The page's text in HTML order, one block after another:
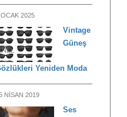
2025
Vintage
Güneş
Yeniden Moda
NISAN 2019
Ses